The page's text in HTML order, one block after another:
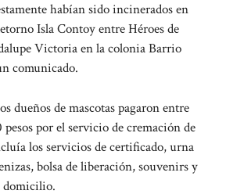
habían sido incinerados en
Isla Contoy entre Héroes de
Victoria en la colonia Barrio
comunicado.
dueños de mascotas pagaron entre
por el servicio de cremación de
los servicios de certificado, urna
bolsa de liberación, souvenirs y
domicilio.